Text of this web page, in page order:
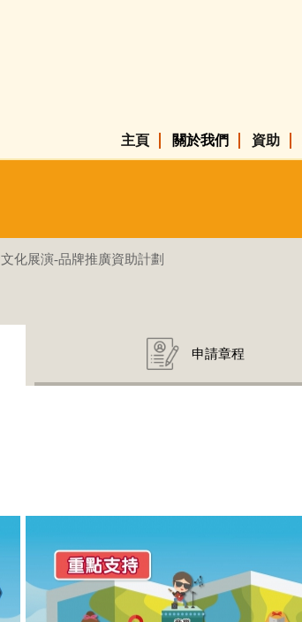
主頁 關於我們 資助
文化展演-品牌推廣資助計劃
申請章程